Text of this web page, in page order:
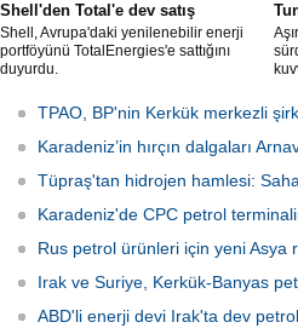
Shell'den Total'e dev satış
Shell, Avrupa'daki yenilenebilir enerji
portföyünü TotalEnergies'e sattığını
duyurdu.
TPAO, BP'nin Kerkük merkezli
Karadeniz’in hırçın dalgaları
Tüpraş'tan hidrojen hamlesi:
Karadeniz'de CPC petrol
Rus petrol ürünleri için yeni Asya
Irak ve Suriye, Kerkük-Banyas
ABD'li enerji devi Irak'ta dev